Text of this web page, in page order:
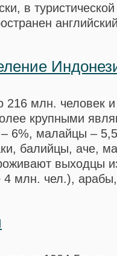
в
216 млн. человек и
крупными
6%, малайцы –
балийцы, аче,
выходцы
4 млн. чел.),